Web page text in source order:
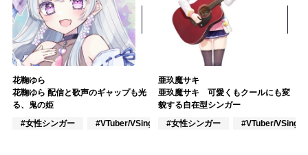
花鞠ゆら
花鞠ゆら 配信と歌声のギャップも光
る、鬼の姫
#女性シンガー
#VTuber/VSinger #VOCALOID
亜玖魔サキ
亜玖魔サキ 可愛くもクールにも変
貌する自在型シンガー
#女性シンガー
#VTuber/VSinger